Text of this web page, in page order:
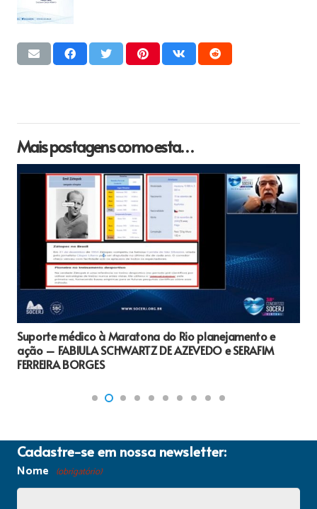
Mais postagens como esta…
Suporte médico à Maratona do Rio planejamento e
ação – FABIULA SCHWARTZ DE AZEVEDO e SERAFIM
FERREIRA BORGES
Cadastre-se em nossa newsletter:
Nome (obrigatório)